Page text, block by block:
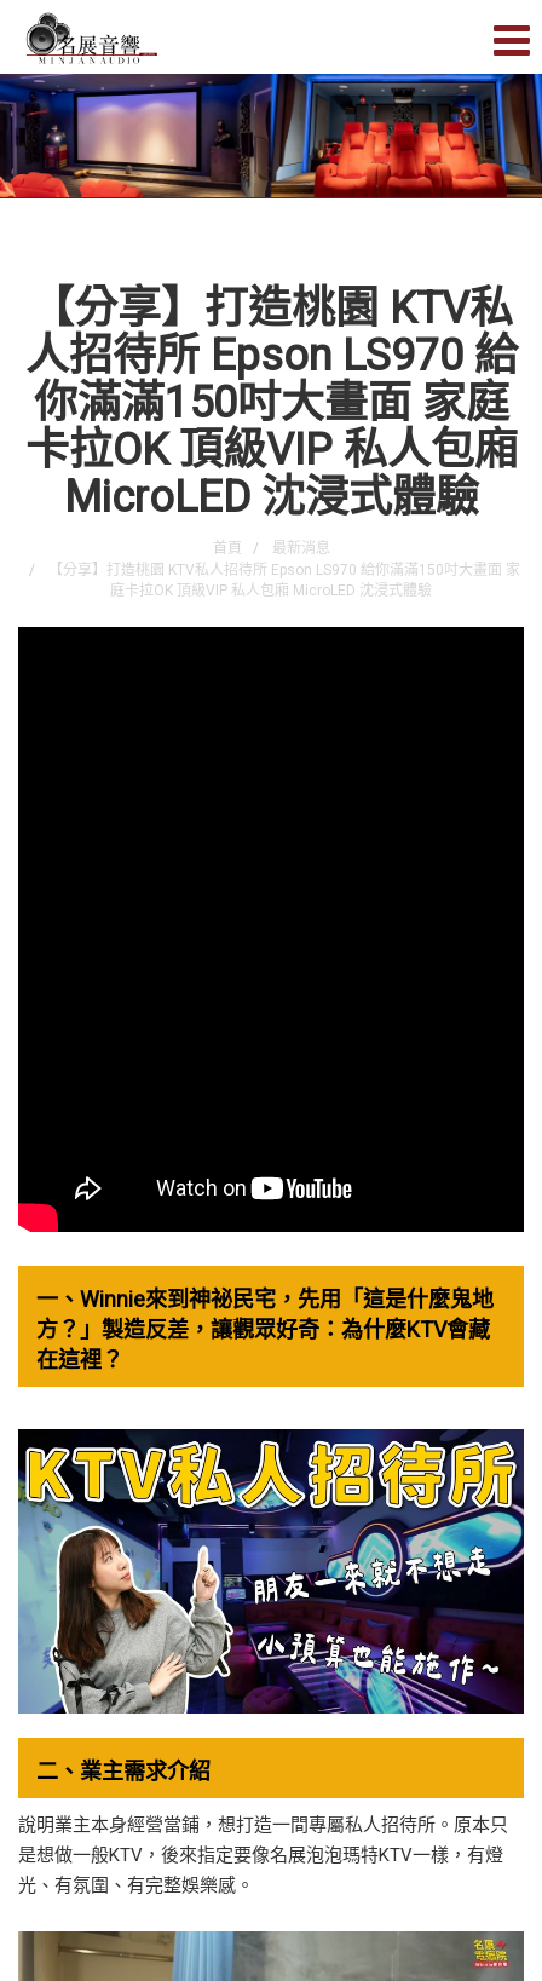
【分享】打造桃園 KTV私
人招待所 Epson LS970 給
你滿滿150吋大畫面 家庭
卡拉OK 頂級VIP 私人包廂
MicroLED 沈浸式體驗
首頁
最新消息
【分享】打造桃園 KTV私人招待所 Epson LS970 給你滿滿150吋大畫面 家
庭卡拉OK 頂級VIP 私人包廂 MicroLED 沈浸式體驗
一、Winnie來到神祕民宅，先用「這是什麼鬼地
方？」製造反差，讓觀眾好奇：為什麼KTV會藏
在這裡？
二、業主需求介紹
說明業主本身經營當鋪，想打造一間專屬私人招待所。原本只
是想做一般KTV，後來指定要像名展泡泡瑪特KTV一樣，有燈
光、有氛圍、有完整娛樂感。